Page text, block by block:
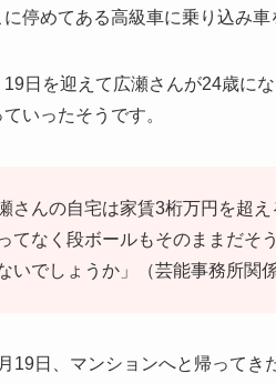
停めてある高級車に乗り込み車
19日を迎えて広瀬さんが24歳に
いったそうです。
瀬さんの自宅は家賃3桁万円を超
てなく段ボールもそのままだそ
いでしょうか」（芸能事務所関係
19日、マンションへと帰ってき